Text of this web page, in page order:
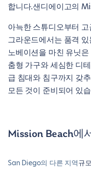
합니다.샌디에이고의
아늑한 스튜디오부터
그라운드에서는 품격
노베이션을 마친 유닛
춤형 가구와 세심한 디
급 침대와 침구까지 갖
모든 것이 준비되어 있
Mission Beach에
San Diego의 다른 지역규